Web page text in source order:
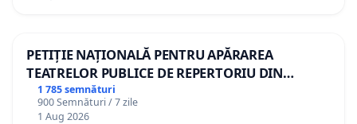
PETIȚIE NAȚIONALĂ PENTRU APĂRAREA
TEATRELOR PUBLICE DE REPERTORIU DIN
ROMÂNIA
1 785 semnături
900 Semnături / 7 zile
1 Aug 2026